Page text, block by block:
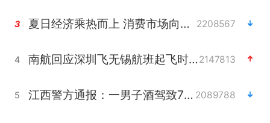
3 夏日经济乘热而上 消费市场向新而行 2208567
4 南航回应深圳飞无锡航班起飞时遭雷击2147813
5 江西警方通报：一男子酒驾致7人受伤 2089788